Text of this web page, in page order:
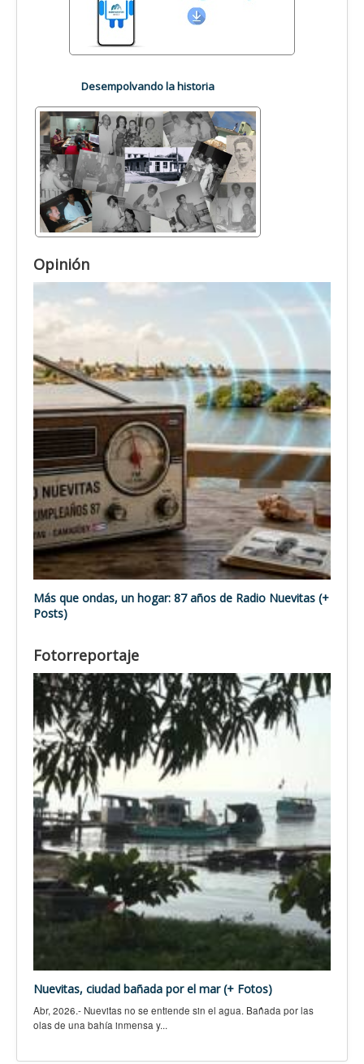
Desempolvando la historia
Opinión
Más que ondas, un hogar: 87 años de Radio Nuevitas (+
Posts)
Fotorreportaje
Nuevitas, ciudad bañada por el mar (+ Fotos)
Abr, 2026.- Nuevitas no se entiende sin el agua. Bañada por las
olas de una bahía inmensa y...